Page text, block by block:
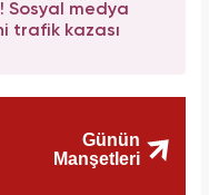
Sosyal medya
trafik kazası